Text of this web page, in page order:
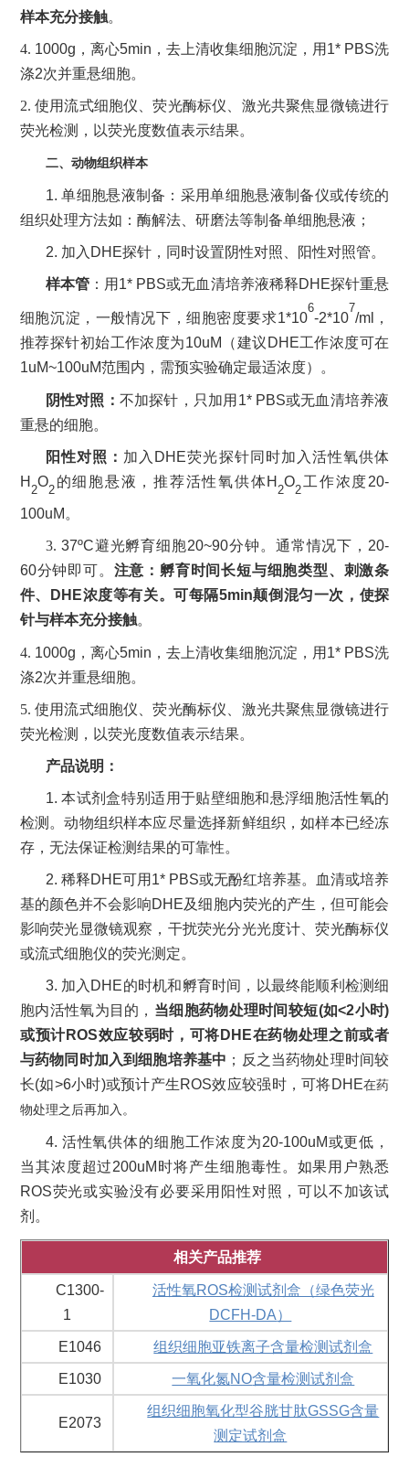
样本充分接触。
4. 1000g ，离心5min ，去上清收集细胞沉淀，用 1* PBS洗
涤2次并重悬细胞。
2. 使用流式细胞仪、荧光酶标仪、激光共聚焦显微镜进行
荧光检测，以荧光度数值表示结果。
二、 动物组织样本
1. 单细胞悬液制备：采用单细胞悬液制备仪或传统的
组织处理方法如：酶解法、研磨法等制备单细胞悬液；
2. 加入 DHE探针，同时设置阴性对照、阳性对照管。
样本管 ：用 1* PBS或无血清培养液稀释DHE探针重悬
细胞沉淀，一般情况下，细胞密度要求1*10
6
-2*10
7
/ml
，
推荐探针初始工作浓度为10uM （建议 DHE工作浓度可在
1uM~100uM范围内，需预实验确定最适浓度）。
阴性对照： 不加探针，只加用 1* PBS或无血清培养液
重悬的细胞。
阳性对照： 加入 DHE荧光探针同时加入活性氧供体
H
2
O
2
的细胞悬液，推荐活性氧供体H
2
O
2
工作浓度20-
100uM。
3. 37ºC避光孵育细胞20~90分钟。通常情况下，20-
60分钟即可。 注意：孵育时间长短与细胞类型、刺激条
件、
DHE浓度等有关。可每隔5min颠倒混匀一次 ，使探
针与样本充分接触。
4. 1000g ，离心5min ，去上清收集细胞沉淀，用 1* PBS洗
涤2次并重悬细胞。
5. 使用流式细胞仪、荧光酶标仪、激光共聚焦显微镜进行
荧光检测，以荧光度数值表示结果。
产品说明 ：
1.本试剂盒特别适用于贴壁细胞和悬浮细胞活性氧的
检测。动物组织样本应尽量选择新鲜组织，如样本已经冻
存，无法保证检测结果的可靠性。
2. 稀释DHE可用 1* PBS或无酚红培养基。血清或培养
基的颜色并不会影响DHE及细胞内荧光的产生，但可能会
影响荧光显微镜观察，干扰荧光分光光度计、荧光酶标仪
或流式细胞仪的荧光测定。
3. 加入 DHE的时机和孵育时间，以最终能顺利检测细
胞内活性氧为目的， 当细胞药物处理时间较短(如<2小时)
或预计ROS效应较弱时，可将 DHE在药物处理之前或者
与药物同时加入到细胞培养基中 ；反之当药物处理时间较
长(如>6小时)或预计产生ROS效应较强时，可将DHE在药
物处理之后再加入。
4. 活性氧供体的细胞工作浓度为20-100uM或更低，
当其浓度超过200uM 时将产生细胞毒性。如果用户熟悉
ROS荧光或实验没有必要采用阳性对照，可以不加该试
剂。
相关产品推荐
C1300-
1
活性氧ROS检测试剂盒（绿色荧光
DCFH-DA）
E1046 组织细胞亚铁离子含量检测试剂盒
E1030 一氧化氮NO含量检测试剂盒
E2073
组织细胞氧化型谷胱甘肽GSSG含量
测定试剂盒